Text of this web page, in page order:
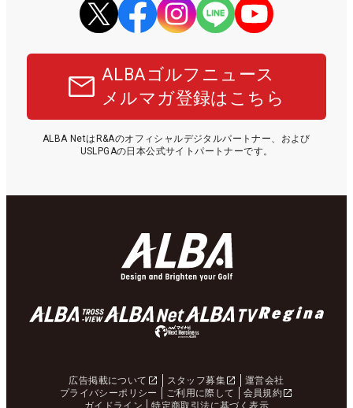
ALBAゴルフニュース
メルマガ登録はこちら
ALBA NetはR&Aのオフィシャルデジタルパートナー、および
USLPGAの日本公式サイトパートナーです。
広告掲載について スタッフ募集
運営会社
プライバシーポリシー
ご利用に際して
会員規約
ガイドライン
特定商取引法に基づく表示